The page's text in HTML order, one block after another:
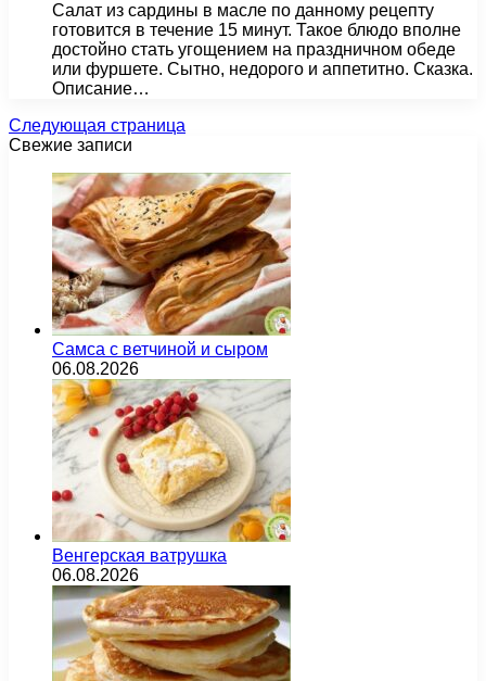
Салат из сардины в масле по данному рецепту
готовится в течение 15 минут. Такое блюдо вполне
достойно стать угощением на праздничном обеде
или фуршете. Сытно, недорого и аппетитно. Сказка.
Описание…
Следующая страница
Свежие записи
Самса с ветчиной и сыром
06.08.2026
Венгерская ватрушка
06.08.2026